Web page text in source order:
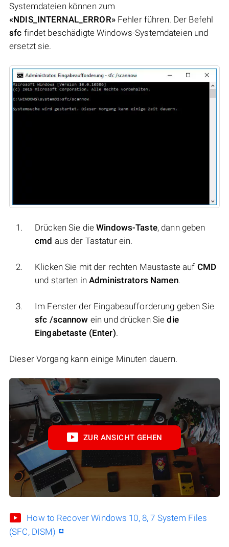
Systemdateien können zum
«NDIS_INTERNAL_ERROR»Fehler führen. Der Befehl
sfc findet beschädigte Windows-Systemdateien und
ersetzt sie.
Drücken Sie dieWindows-Taste, dann geben
cmd aus der Tastatur ein.
Klicken Sie mit der rechten Maustaste auf CMD
und starten in Administrators Namen.
Im Fenster der Eingabeaufforderung geben Sie
sfc /scannow ein und drücken Siedie
Eingabetaste (Enter).
Dieser Vorgang kann einige Minuten dauern.
ZUR ANSICHT GEHEN
How to Recover Windows 10, 8, 7 System Files
(SFC, DISM)